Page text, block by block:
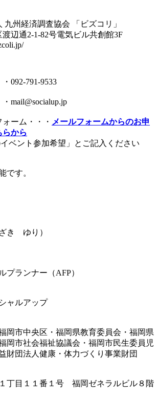
九州経済調査協会 「ビズコリ」
辺通2-1-82号電気ビル共創館3F
092-791-9533
mail@socialup.jp
ーム・・・ メールフォームからのお申
らから
ベント参加希望」とご記入ください
です。
き ゆり）
プランナー（AFP）
ャルアップ
岡市中央区・福岡県教育委員会・福岡県
岡市社会福祉協議会・福岡市民生委員児
財団法人健康・体力づくり事業財団
丁目１１番１号 福岡ゼネラルビル８階